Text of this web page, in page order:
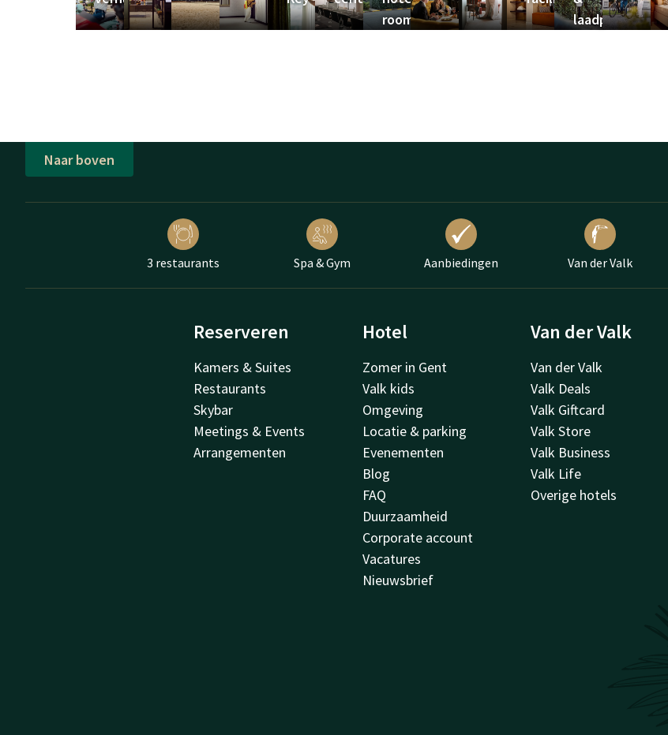
room
laadpalen
Naar boven
3 restaurants Spa & Gym Aanbiedingen Van der Valk
Reserveren
Kamers & Suites
Restaurants
Skybar
Meetings & Events
Arrangementen
Hotel
Zomer in Gent
Valk kids
Omgeving
Locatie & parking
Evenementen
Blog
FAQ
Duurzaamheid
Corporate account
Vacatures
Nieuwsbrief
Van der Valk
Van der Valk
Valk Deals
Valk Giftcard
Valk Store
Valk Business
Valk Life
Overige hotels